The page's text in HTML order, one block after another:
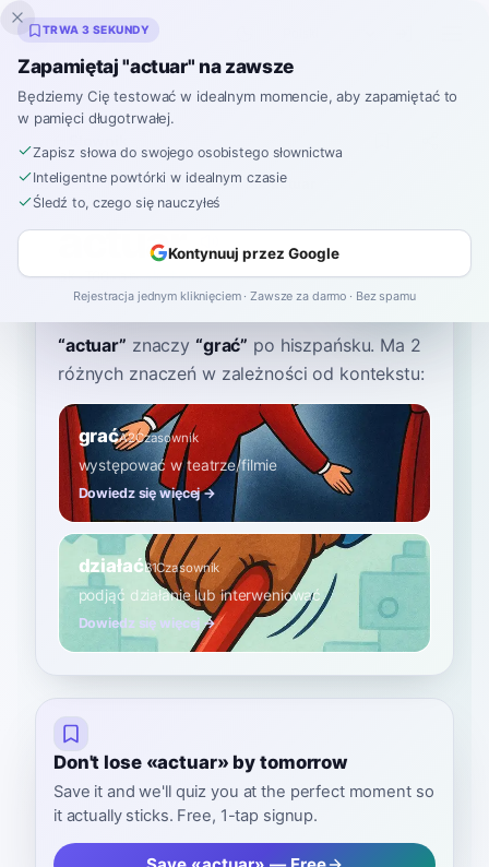
Inklingo
Strona główna›Hiszpański›Słownik›actuar
actuar
ak-TOO-ar akˈtwaɾ
“actuar” znaczy “grać” po hiszpańsku. Ma 2
różnych znaczeń w zależności od kontekstu:
graćA2Czasownik
występować w teatrze/filmie
Dowiedz się więcej →
działaćB1Czasownik
podjąć działanie lub interweniować
Dowiedz się więcej →
Don't lose «actuar» by tomorrow
Save it and we'll quiz you at the perfect moment so
it actually sticks. Free, 1-tap signup.
TRWA 3 SEKUNDY
Zapamiętaj "actuar" na zawsze
Będziemy Cię testować w idealnym momencie, aby zapamiętać to
w pamięci długotrwałej.
Zapisz słowa do swojego osobistego słownictwa
Inteligentne powtórki w idealnym czasie
Śledź to, czego się nauczyłeś
Kontynuuj przez Google
Rejestracja jednym kliknięciem · Zawsze za darmo · Bez spamu